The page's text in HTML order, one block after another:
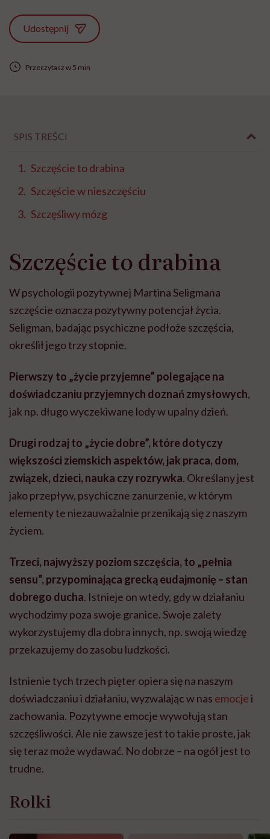
Udostępnij
Przeczytasz w 5 min
SPIS TREŚCI
Szczęście to drabina
Szczęście w nieszczęściu
Szczęśliwy mózg
Szczęście to drabina
W psychologii pozytywnej Martina Seligmana
szczęście oznacza pozytywny potencjał życia.
Seligman, badając psychiczne podłoże szczęścia,
określił jego trzy stopnie.
Pierwszy to „życie przyjemne” polegające na
doświadczaniu przyjemnych doznań zmysłowych,
jak np. długo wyczekiwane lody w upalny dzień.
Drugi rodzaj to „życie dobre”, które dotyczy
większości ziemskich aspektów, jak praca, dom,
związek, dzieci, nauka czy rozrywka. Określany jest
jako przepływ, psychiczne zanurzenie, w którym
elementy te niezauważalnie przenikają się z naszym
życiem.
Trzeci, najwyższy poziom szczęścia, to „pełnia
sensu”, przypominająca grecką eudajmonię – stan
dobrego ducha. Istnieje on wtedy, gdy w działaniu
wychodzimy poza swoje granice. Swoje zalety
wykorzystujemy dla dobra innych, np. swoją wiedzę
przekazujemy do zasobu ludzkości.
Istnienie tych trzech pięter opiera się na naszym
doświadczaniu i działaniu, wyzwalając w nas emocjei
zachowania. Pozytywne emocje wywołują stan
szczęśliwości. Ale nie zawsze jest to takie proste, jak
się teraz może wydawać. No dobrze – na ogół jest to
trudne.
Rolki